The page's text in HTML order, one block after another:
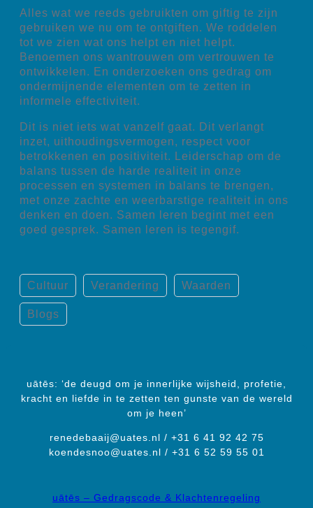
Alles wat we reeds gebruikten om giftig te zijn
gebruiken we nu om te ontgiften. We roddelen
tot we zien wat ons helpt en niet helpt.
Benoemen ons wantrouwen om vertrouwen te
ontwikkelen. En onderzoeken ons gedrag om
ondermijnende elementen om te zetten in
informele effectiviteit.
Dit is niet iets wat vanzelf gaat. Dit verlangt
inzet, uithoudingsvermogen, respect voor
betrokkenen en positiviteit. Leiderschap om de
balans tussen de harde realiteit in onze
processen en systemen in balans te brengen,
met onze zachte en weerbarstige realiteit in ons
denken en doen. Samen leren begint met een
goed gesprek. Samen leren is tegengif.
Cultuur Verandering Waarden
Blogs
uātēs: ‘de deugd om je innerlijke wijsheid, profetie,
kracht en liefde in te zetten ten gunste van de wereld
om je heen’
renedebaaij@uates.nl / +31 6 41 92 42 75
koendesnoo@uates.nl / +31 6 52 59 55 01
uātēs – Gedragscode & Klachtenregeling